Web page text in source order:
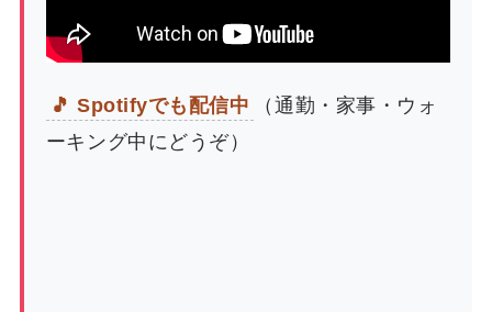
🎵 Spotifyでも配信中
（通勤・家事・ウォ
ーキング中にどうぞ）